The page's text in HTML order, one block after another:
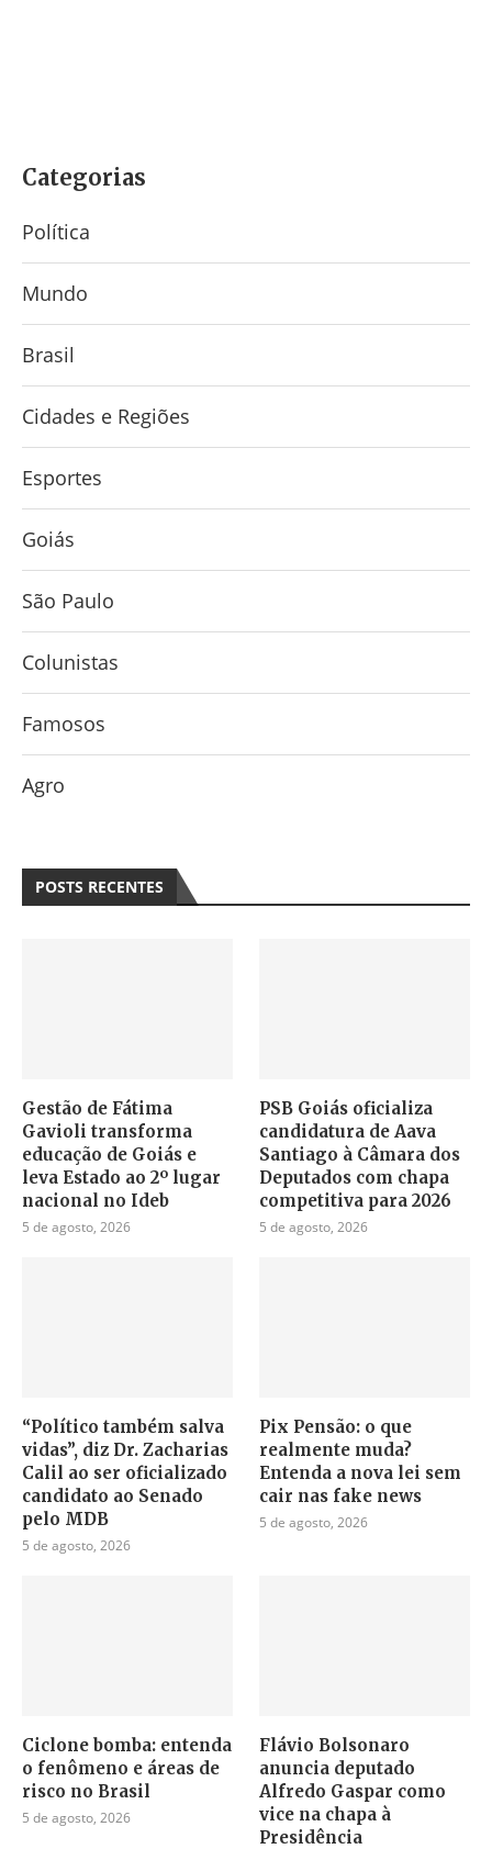
Categorias
Política
Mundo
Brasil
Cidades e Regiões
Esportes
Goiás
São Paulo
Colunistas
Famosos
Agro
POSTS RECENTES
Gestão de Fátima
Gavioli transforma
educação de Goiás e
leva Estado ao 2º lugar
nacional no Ideb
5 de agosto, 2026
PSB Goiás oficializa
candidatura de Aava
Santiago à Câmara dos
Deputados com chapa
competitiva para 2026
5 de agosto, 2026
“Político também salva
vidas”, diz Dr. Zacharias
Calil ao ser oficializado
candidato ao Senado
pelo MDB
5 de agosto, 2026
Pix Pensão: o que
realmente muda?
Entenda a nova lei sem
cair nas fake news
5 de agosto, 2026
Ciclone bomba: entenda
o fenômeno e áreas de
risco no Brasil
5 de agosto, 2026
Flávio Bolsonaro
anuncia deputado
Alfredo Gaspar como
vice na chapa à
Presidência